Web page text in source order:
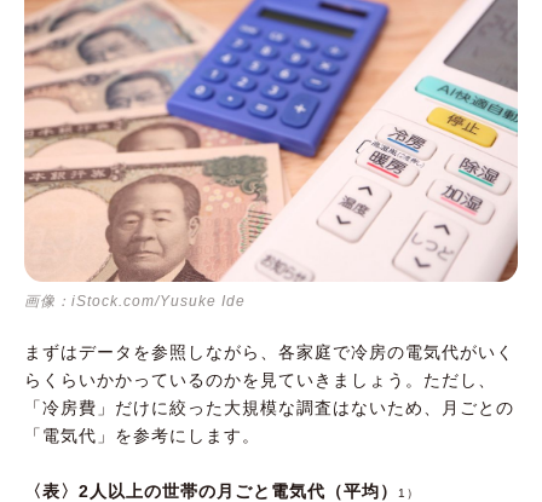
画像：iStock.com/Yusuke Ide
まずはデータを参照しながら、各家庭で冷房の電気代がいく
らくらいかかっているのかを見ていきましょう。ただし、
「冷房費」だけに絞った大規模な調査はないため、月ごとの
「電気代」を参考にします。
〈表〉2人以上の世帯の月ごと電気代（平均） 1）